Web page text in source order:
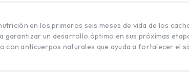
en los primeros seis meses de vida de los
un desarrollo óptimo en sus próximas
con anticuerpos naturales que ayuda a fortalecer el